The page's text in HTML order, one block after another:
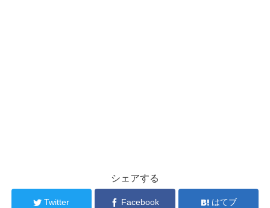
シェアする
Twitter Facebook はてブ